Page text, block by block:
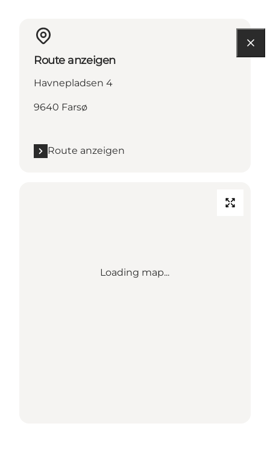
Route anzeigen
Havnepladsen 4
9640 Farsø
Route anzeigen
Loading map...